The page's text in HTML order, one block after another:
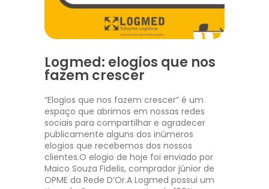
Logmed: elogios que nos
fazem crescer
“Elogios que nos fazem crescer” é um
espaço que abrimos em nossas redes
sociais para compartilhar e agradecer
publicamente alguns dos inúmeros
elogios que recebemos dos nossos
clientes.O elogio de hoje foi enviado por
Maico Souza Fidelis, comprador júnior de
OPME da Rede D’Or.A Logmed possui um